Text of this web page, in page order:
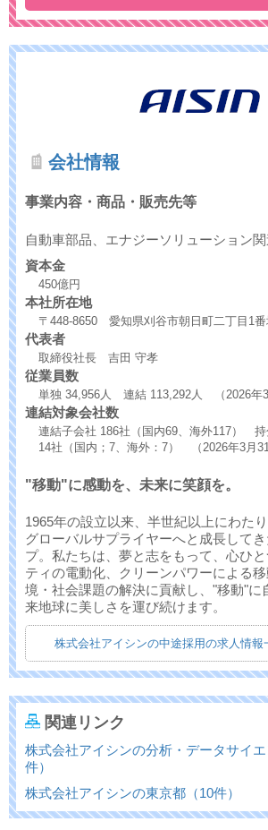
会社情報
事業内容・商品・販売先等
自動車部品、エナジーソリューション
資本金
450億円
本社所在地
〒448-8650 愛知県刈谷市朝日町二丁目1
代表者
取締役社長 吉田 守孝
従業員数
単独 34,956人 連結 113,292人 （2026年3
連結対象会社数
連結子会社 186社（国内69、海外117） 持
14社（国内；7、海外：7） （2026年3月31
"移動"に感動を、未来に笑顔を。
1965年の設立以来、半世紀以上にわた
グローバルサプライヤーへと成長して
プ。私たちは、夢と志をもって、心ひ
ティの電動化、クリーンパワーによる
境・社会課題の解決に貢献し、"移動"に
来地球に美しさを運び続けます。
株式会社アイシンの中途採用の求人情報
関連リンク
株式会社アイシンの分析・データサイ
件）
株式会社アイシンの東京都（10件）